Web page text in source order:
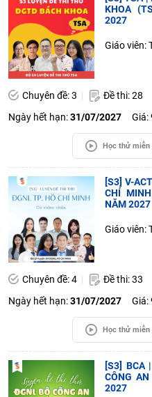
KHOA
2027
Giáo viên:
Chuyên đề: 3
Đề thi: 28
Ngày hết hạn:31/07/2027 Giá:
Học thử miễn
[S3] V-
CHÍ
NĂM 2027
Giáo viên:
Chuyên đề: 4
Đề thi: 33
Ngày hết hạn:31/07/2027 Giá:
Học thử miễn
[S3] BCA
CÔNG
2027